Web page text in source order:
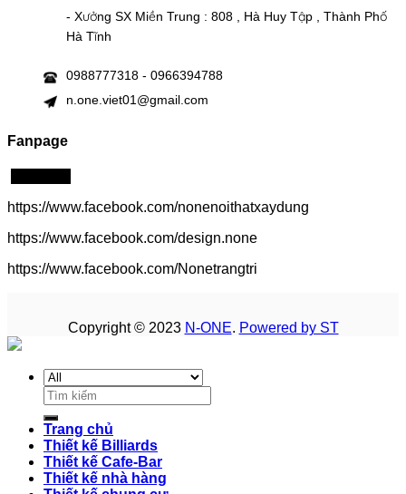
- Xưởng SX Miền Trung : 808 , Hà Huy Tập , Thành Phố
Hà Tĩnh
0988777318 - 0966394788
n.one.viet01@gmail.com
Fanpage
https://www.facebook.com/nonenoithatxaydung
https://www.facebook.com/design.none
https://www.facebook.com/Nonetrangtri
Copyright © 2023 N-ONE. Powered by ST
Search
for:
Trang chủ
Thiết kế Billiards
Thiết kế Cafe-Bar
Thiết kế nhà hàng